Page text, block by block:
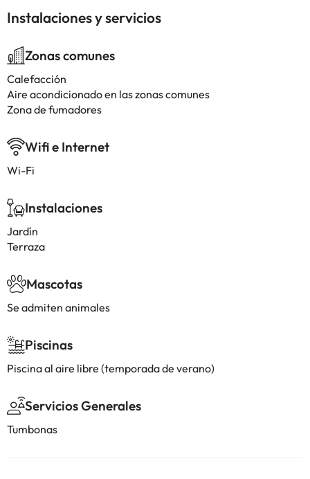
Instalaciones y servicios
Zonas comunes
Calefacción
Aire acondicionado en las zonas comunes
Zona de fumadores
Wifi e Internet
Wi-Fi
Instalaciones
Jardín
Terraza
Mascotas
Se admiten animales
Piscinas
Piscina al aire libre (temporada de verano)
Servicios Generales
Tumbonas